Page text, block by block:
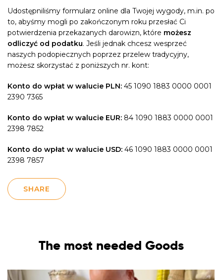
Udostępniliśmy formularz online dla Twojej wygody, m.in. po
to, abyśmy mogli po zakończonym roku przesłać Ci
potwierdzenia przekazanych darowizn, które możesz
odliczyć od podatku. Jeśli jednak chcesz wesprzeć
naszych podopiecznych poprzez przelew tradycyjny,
możesz skorzystać z poniższych nr. kont:
Konto do wpłat w walucie PLN: 45 1090 1883 0000 0001
2390 7365
Konto do wpłat w walucie EUR: 84 1090 1883 0000 0001
2398 7852
Konto do wpłat w walucie USD: 46 1090 1883 0000 0001
2398 7857
SHARE
The most needed Goods